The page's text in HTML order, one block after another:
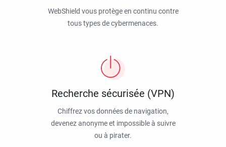
WebShield vous protège en continu contre
tous types de cybermenaces.
Recherche sécurisée (VPN)
Chiffrez vos données de navigation,
devenez anonyme et impossible à suivre
ou à pirater.